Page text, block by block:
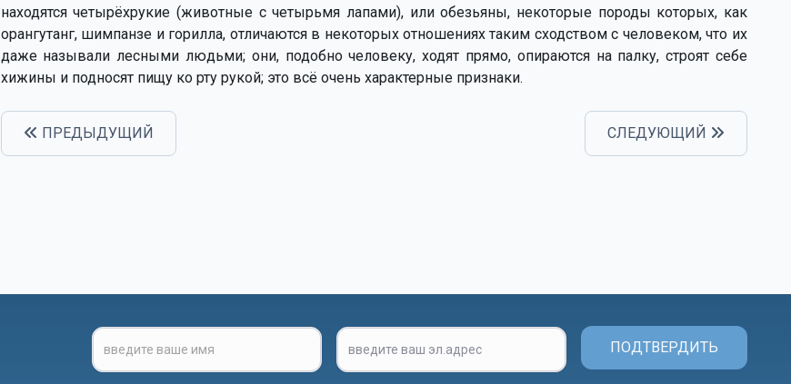
находятся четырёхрукие (животные с четырьмя лапами), или обезьяны, некоторые породы которых, как
орангутанг, шимпанзе и горилла, отличаются в некоторых отношениях таким сходством с человеком, что их
даже называли лесными людьми; они, подобно человеку, ходят прямо, опираются на палку, строят себе
хижины и подносят пищу ко рту рукой; это всё очень характерные признаки.
ПРЕДЫДУЩИЙ СЛЕДУЮЩИЙ
ПОДТВЕРДИТЬ